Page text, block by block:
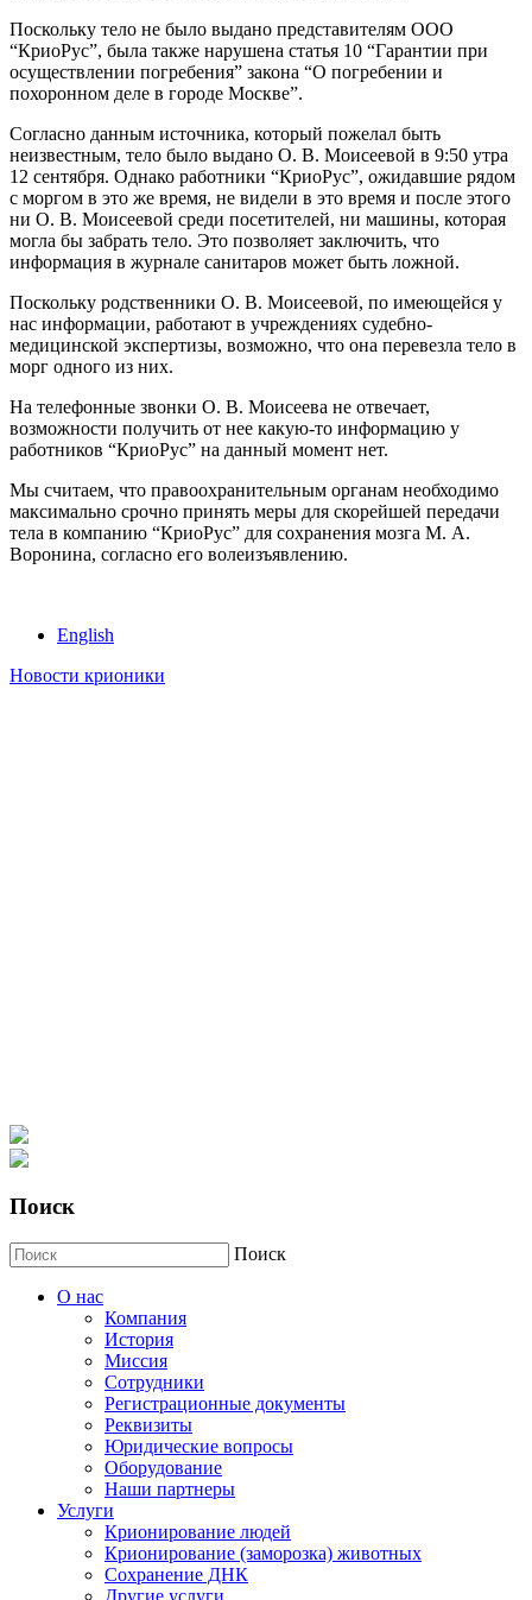
Поскольку тело не было выдано представителям ООО
“КриоРус”, была также нарушена статья 10 “Гарантии при
осуществлении погребения” закона “О погребении и
похоронном деле в городе Москве”.
Согласно данным источника, который пожелал быть
неизвестным, тело было выдано О. В. Моисеевой в 9:50 утра
12 сентября. Однако работники “КриоРус”, ожидавшие рядом
с моргом в это же время, не видели в это время и после этого
ни О. В. Моисеевой среди посетителей, ни машины, которая
могла бы забрать тело. Это позволяет заключить, что
информация в журнале санитаров может быть ложной.
Поскольку родственники О. В. Моисеевой, по имеющейся у
нас информации, работают в учреждениях судебно-
медицинской экспертизы, возможно, что она перевезла тело в
морг одного из них.
На телефонные звонки О. В. Моисеева не отвечает,
возможности получить от нее какую-то информацию у
работников “КриоРус” на данный момент нет.
Мы считаем, что правоохранительным органам необходимо
максимально срочно принять меры для скорейшей передачи
тела в компанию “КриоРус” для сохранения мозга М. А.
Воронина, согласно его волеизъявлению.
English
Новости крионики
Поиск
Поиск
О нас
Компания
История
Миссия
Сотрудники
Регистрационные документы
Реквизиты
Юридические вопросы
Оборудование
Наши партнеры
Услуги
Крионирование людей
Крионирование (заморозка) животных
Сохранение ДНК
Другие услуги